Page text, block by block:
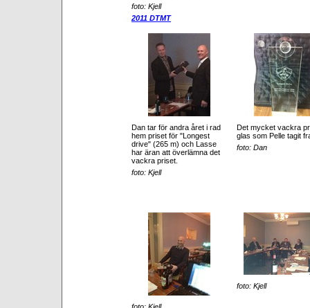
foto: Kjell
2011 DTMT
Dan tar för andra året i rad
hem priset för "Longest
drive" (265 m) och Lasse
har äran att överlämna det
vackra priset.
foto: Kjell
Det mycket vackra
glas som Pelle tagit
foto: Dan
foto: Kjell
foto: Kjell